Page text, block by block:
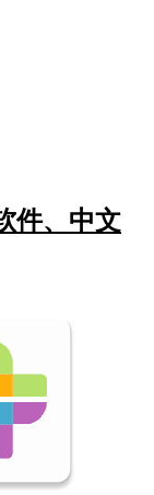
件、中文